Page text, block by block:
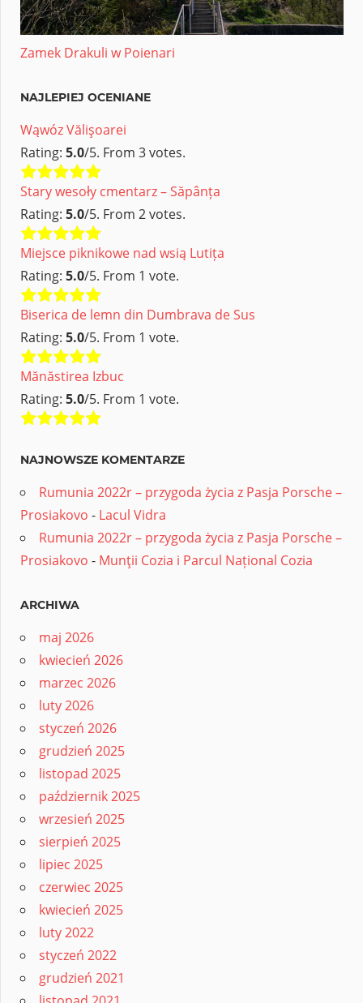
Zamek Drakuli w Poienari
NAJLEPIEJ OCENIANE
Wąwóz Vălişoarei
Rating: 5.0/5. From 3 votes.
Stary wesoły cmentarz – Săpânța
Rating: 5.0/5. From 2 votes.
Miejsce piknikowe nad wsią Lutița
Rating: 5.0/5. From 1 vote.
Biserica de lemn din Dumbrava de Sus
Rating: 5.0/5. From 1 vote.
Mănăstirea Izbuc
Rating: 5.0/5. From 1 vote.
NAJNOWSZE KOMENTARZE
Rumunia 2022r – przygoda życia z Pasja Porsche –
Prosiakovo - Lacul Vidra
Rumunia 2022r – przygoda życia z Pasja Porsche –
Prosiakovo - Munţii Cozia i Parcul Național Cozia
ARCHIWA
maj 2026
kwiecień 2026
marzec 2026
luty 2026
styczeń 2026
grudzień 2025
listopad 2025
październik 2025
wrzesień 2025
sierpień 2025
lipiec 2025
czerwiec 2025
kwiecień 2025
luty 2022
styczeń 2022
grudzień 2021